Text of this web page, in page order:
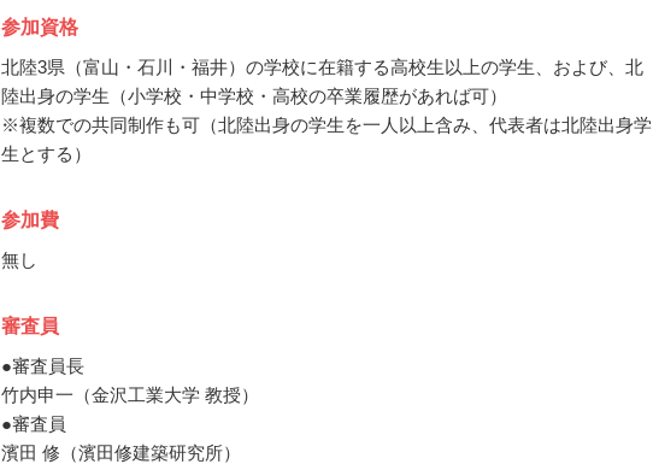
参加資格
北陸3県（富山・石川・福井）の学校に在籍する高校生以上の学生、および、北
陸出身の学生（小学校・中学校・高校の卒業履歴があれば可）
※複数での共同制作も可（北陸出身の学生を一人以上含み、代表者は北陸出身学
生とする）
参加費
無し
審査員
●審査員長
竹内申一（金沢工業大学 教授）
●審査員
濱田 修（濱田修建築研究所）